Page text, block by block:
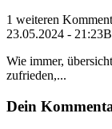
1 weiteren
23.05.2024 - 21:23
Wie immer,
zufrieden,...
Dein